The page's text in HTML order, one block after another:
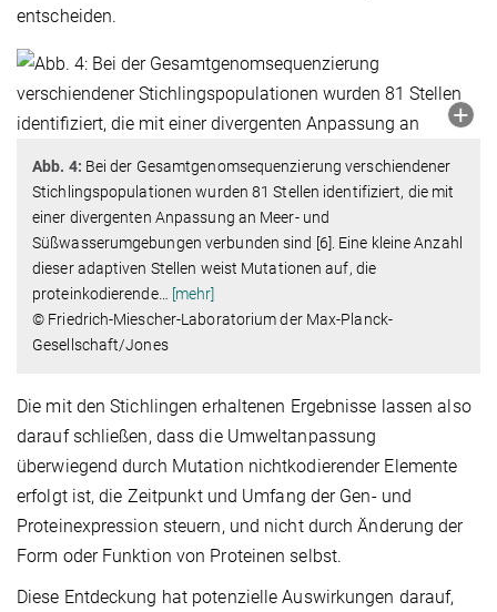
entscheiden.
Abb. 4: Bei der Gesamtgenomsequenzierung verschiendener
Stichlingspopulationen wurden 81 Stellen identifiziert, die mit
einer divergenten Anpassung an Meer- und
Süßwasserumgebungen verbunden sind [6]. Eine kleine Anzahl
dieser adaptiven Stellen weist Mutationen auf, die
proteinkodierende… [mehr]
© Friedrich-Miescher-Laboratorium der Max-Planck-
Gesellschaft/Jones
Die mit den Stichlingen erhaltenen Ergebnisse lassen also
darauf schließen, dass die Umweltanpassung
überwiegend durch Mutation nichtkodierender Elemente
erfolgt ist, die Zeitpunkt und Umfang der Gen- und
Proteinexpression steuern, und nicht durch Änderung der
Form oder Funktion von Proteinen selbst.
Diese Entdeckung hat potenzielle Auswirkungen darauf,